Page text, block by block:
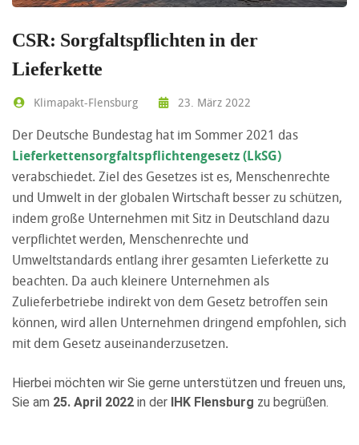
CSR: Sorgfaltspflichten in der
Lieferkette
Klimapakt-Flensburg 23. März 2022
Der Deutsche Bundestag hat im Sommer 2021 das
Lieferkettensorgfaltspflichtengesetz (LkSG)
verabschiedet. Ziel des Gesetzes ist es, Menschenrechte
und Umwelt in der globalen Wirtschaft besser zu schützen,
indem große Unternehmen mit Sitz in Deutschland dazu
verpflichtet werden, Menschenrechte und
Umweltstandards entlang ihrer gesamten Lieferkette zu
beachten. Da auch kleinere Unternehmen als
Zulieferbetriebe indirekt von dem Gesetz betroffen sein
können, wird allen Unternehmen dringend empfohlen, sich
mit dem Gesetz auseinanderzusetzen.
Hierbei möchten wir Sie gerne unterstützen und freuen uns,
Sie am 25. April 2022 in der IHK Flensburg zu begrüßen.